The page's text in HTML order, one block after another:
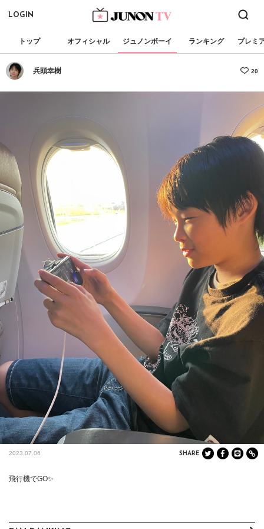
LOGIN
トップ オフィシャル ジュノンボーイ ランキング プレミ
兵頭幸樹 20
2023.07.06 SHARE
飛行機でGO✨